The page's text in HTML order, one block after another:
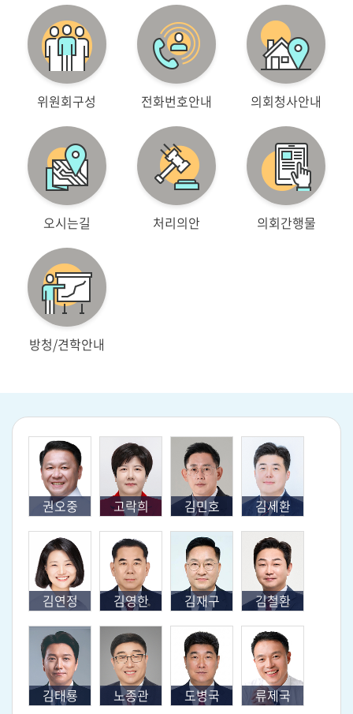
트
안
내
위원회구성 전화번호안내 의회청사안내
오시는길 처리의안 의회간행물
방청/견학안내
권오중 고락희 김민호 김세환
김연정 김영한 김재구 김철환
김태룡 노종관 도병국 류제국